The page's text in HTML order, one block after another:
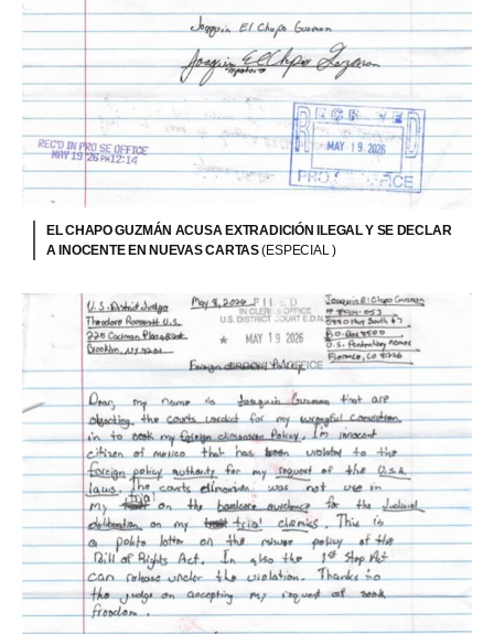
EL CHAPO GUZMÁN ACUSA EXTRADICIÓN ILEGAL Y SE DECLAR
A INOCENTE EN NUEVAS CARTAS(ESPECIAL )